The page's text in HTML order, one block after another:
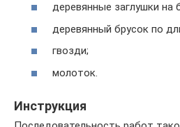
деревянные заглушки на
деревянный брусок по
гвозди;
молоток.
Инструкция